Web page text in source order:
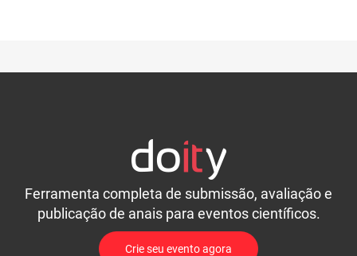
Ferramenta completa de submissão, avaliação e
publicação de anais para eventos científicos.
Crie seu evento agora